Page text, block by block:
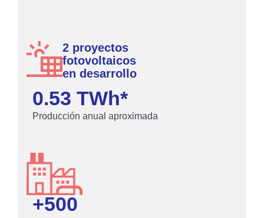
2 proyectos
fotovoltaicos
en desarrollo
Producción anual aproximada
0.53 TWh*
+500